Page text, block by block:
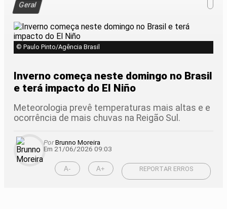
Geral
© Paulo Pinto/Agência Brasil
Inverno começa neste domingo no Brasil
e terá impacto do El Niño
Meteorologia prevê temperaturas mais altas e e
ocorrência de mais chuvas na Reigão Sul.
PorBrunno Moreira
Em 21/06/2026 09:03
A- A+ REPORTAR ERROS